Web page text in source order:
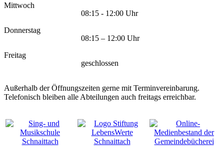
Mittwoch
08:15 - 12:00 Uhr
Donnerstag
08:15 – 12:00 Uhr
Freitag
geschlossen
Außerhalb der Öffnungszeiten gerne mit Terminvereinbarung.
Telefonisch bleiben alle Abteilungen auch freitags erreichbar.